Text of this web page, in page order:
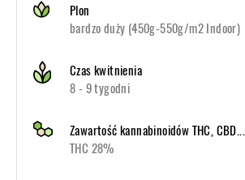
Plon
bardzo duży (450g-550g/m2 Indoor)
Czas kwitnienia
8 - 9 tygodni
Zawartość kannabinoidów THC, CBD...
THC 28%